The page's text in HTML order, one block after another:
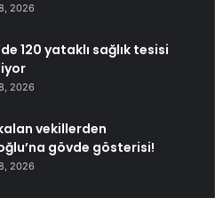
2026
120 yataklı sağlık tesisi
2026
vekillerden
gövde gösterisi!
2026